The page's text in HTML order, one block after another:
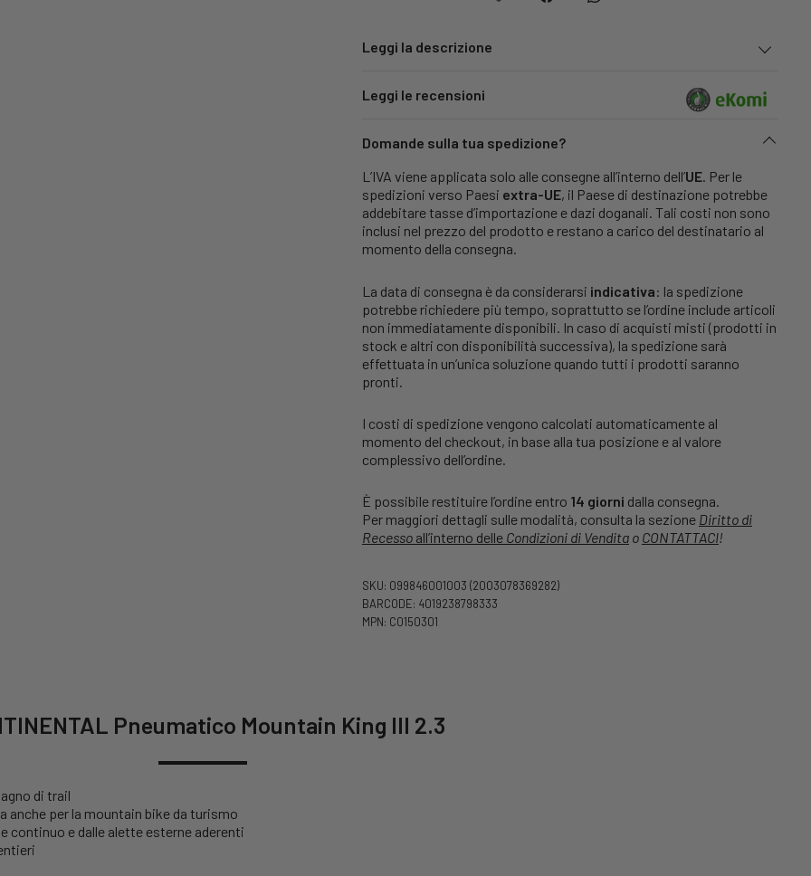
Leggi la descrizione
Leggi le recensioni
Domande sulla tua spedizione?
L’IVA viene applicata solo alle consegne all’interno dell’UE. Per le
spedizioni verso Paesi extra-UE, il Paese di destinazione potrebbe
addebitare tasse d’importazione e dazi doganali. Tali costi non sono
inclusi nel prezzo del prodotto e restano a carico del destinatario al
momento della consegna.
La data di consegna è da considerarsi indicativa: la spedizione
potrebbe richiedere più tempo, soprattutto se l’ordine include articoli
non immediatamente disponibili. In caso di acquisti misti (prodotti in
stock e altri con disponibilità successiva), la spedizione sarà
effettuata in un’unica soluzione quando tutti i prodotti saranno
pronti.
I costi di spedizione vengono calcolati automaticamente al
momento del checkout, in base alla tua posizione e al valore
complessivo dell’ordine.
È possibile restituire l’ordine entro 14 giorni dalla consegna.
Per maggiori dettagli sulle modalità, consulta la sezione Diritto di
Recesso all’interno delle Condizioni di Vendita o CONTATTACI!
SKU: 099846001003 (2003078369282)
BARCODE: 4019238798333
MPN: C0150301
Pneumatico Mountain King III 2.3
di trail
anche per la mountain bike da turismo
continuo e dalle alette esterne aderenti